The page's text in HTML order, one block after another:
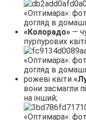
«Колорадо» —
пурпурових
рожеві квіти
вони засмагли
на інший;